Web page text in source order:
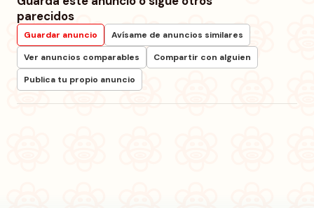
parecidos
Guardar anuncio
Avísame de anuncios similares
Ver anuncios comparables
Compartir con alguien
Publica tu propio anuncio